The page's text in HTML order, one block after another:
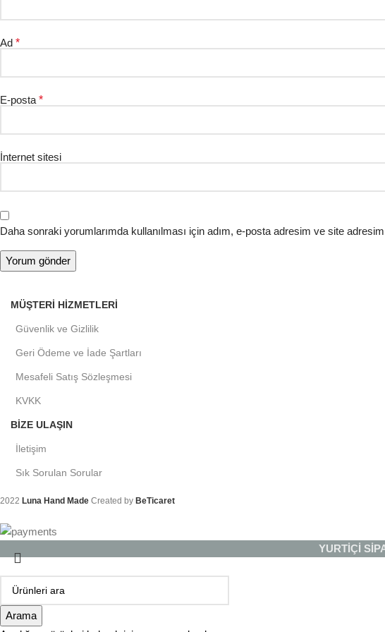
Ad *
E-posta *
İnternet sitesi
Daha sonraki yorumlarımda kullanılması için adım, e-posta adresim ve site
MÜŞTERI HIZMETLERI
Güvenlik ve Gizlilik
Geri Ödeme ve İade Şartları
Mesafeli Satış Sözleşmesi
KVKK
BIZE ULAŞIN
İletişim
Sık Sorulan Sorular
2022 Luna Hand Made Created by BeTicaret
Arama
YURTİÇİ